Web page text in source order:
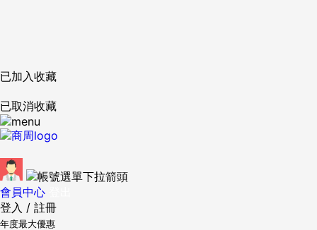
已加入收藏
已取消收藏
會員中心
登入 / 註冊
年度最大優惠